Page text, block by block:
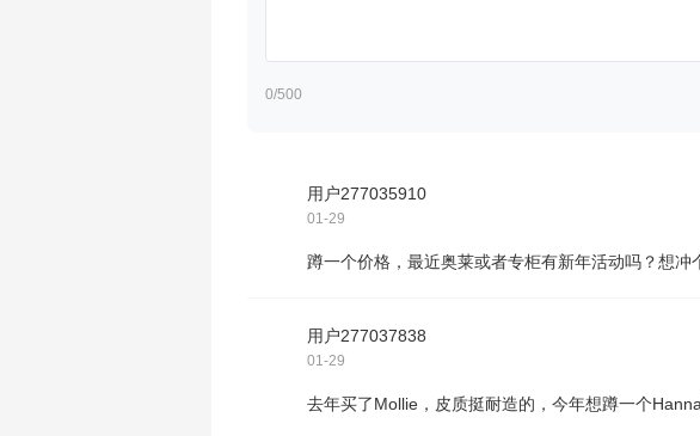
0/500
用户277035910
01-29
蹲一个价格，最近奥莱或者专柜有新年活动吗？想冲
用户277037838
01-29
去年买了Mollie，皮质挺耐造的，今年想蹲一个